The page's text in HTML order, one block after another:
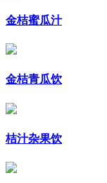
金桔蜜瓜汁
金桔青瓜饮
桔汁杂果饮